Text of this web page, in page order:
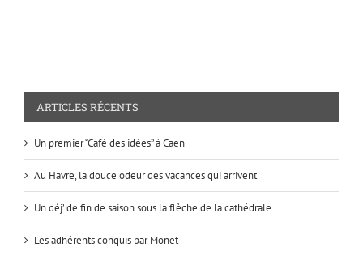
ARTICLES RÉCENTS
Un premier “Café des idées” à Caen
Au Havre, la douce odeur des vacances qui arrivent
Un déj’ de fin de saison sous la flèche de la cathédrale
Les adhérents conquis par Monet